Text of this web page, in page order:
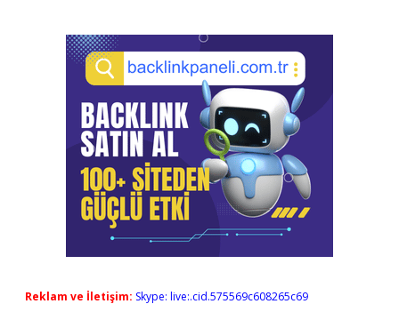
Reklam ve İletişim: Skype: live:.cid.575569c608265c69